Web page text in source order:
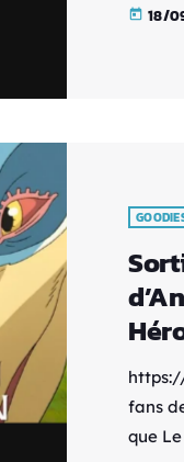
today 18/
fans
que